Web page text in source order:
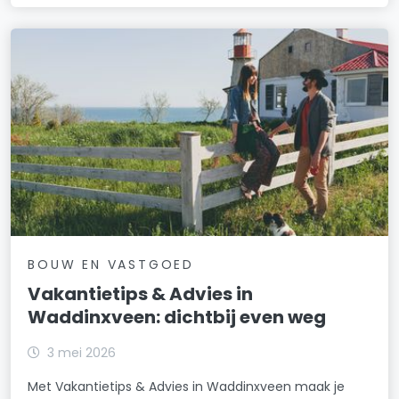
BOUW EN VASTGOED
Vakantietips & Advies in
Waddinxveen: dichtbij even weg
3 mei 2026
Met Vakantietips & Advies in Waddinxveen maak je